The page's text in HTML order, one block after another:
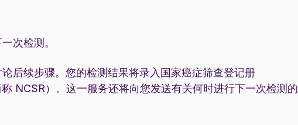
次检测。
后续步骤。您的检测结果将录入国家癌症筛查登记册
NCSR）。这一服务还将向您发送有关何时进行下一次检测的